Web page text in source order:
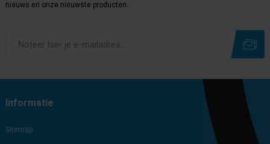
nieuws en onze nieuwste producten.
Informatie
Sitemap